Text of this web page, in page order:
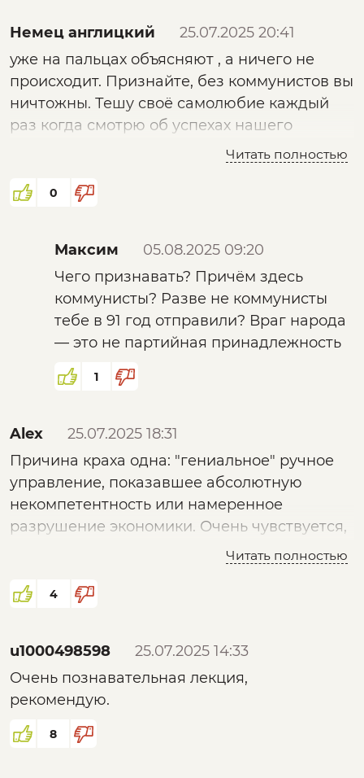
части, когда подобные (без ярлыков
"манипулятор") медиаличности
успевают и работать и "пилить"
контент.
И вообще может ли эксперт
называться независимым, если со
влиять на создаваемый им контент?
Немец англицкий
25.07.2025 20:41
уже на пальцах объясняют , а ничего не
происходит. Признайте, без коммунистов вы
ничтожны. Тешу своё самолюбие каждый
раз когда смотрю об успехах нашего
Читать полностью
0
Максим
05.08.2025 09:20
Чего признавать? Причём здесь
коммунисты? Разве не коммунисты
тебе в 91 год отправили? Враг народа
— это не партийная принадлежность
1
Alex
25.07.2025 18:31
Причина краха одна: "гениальное" ручное
управление, показавшее абсолютную
некомпетентность или намеренное
разрушение экономики. Очень чувствуется,
что в точке бифуркации не только
одни декларации, а чего-то реального нет и
Читать полностью
4
u1000498598
25.07.2025 14:33
Очень познавательная лекция,
рекомендую.
8